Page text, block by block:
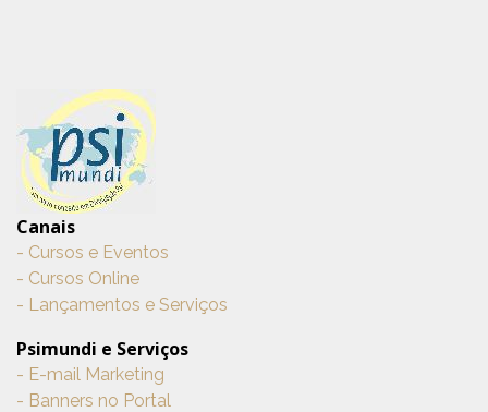
Canais
- Cursos e Eventos
- Cursos Online
- Lançamentos e Serviços
Psimundi e Serviços
- E-mail Marketing
- Banners no Portal